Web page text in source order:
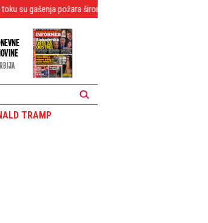
širom Srbije - Ovo je najnovije stanje (FOTO/VIDEO)
TRAMP